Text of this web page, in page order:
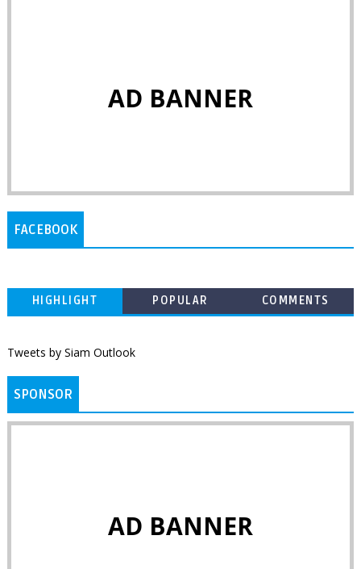
AD BANNER
FACEBOOK
HIGHLIGHT POPULAR COMMENTS
Tweets by Siam Outlook
SPONSOR
AD BANNER